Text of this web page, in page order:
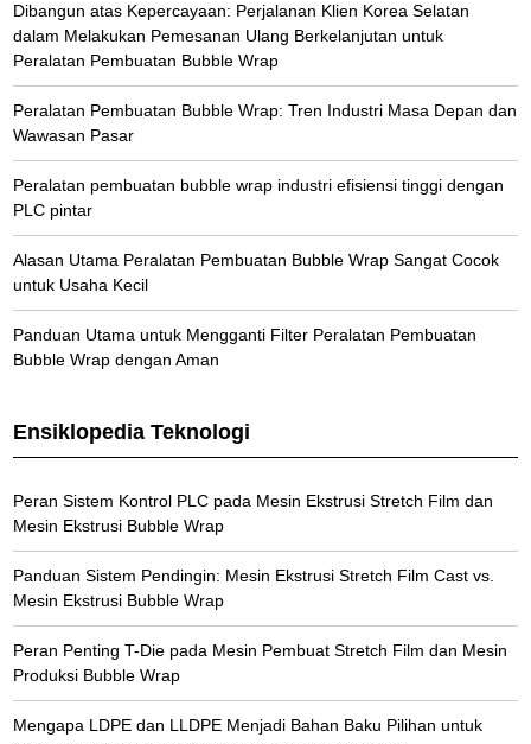
Dibangun atas Kepercayaan: Perjalanan Klien Korea Selatan
dalam Melakukan Pemesanan Ulang Berkelanjutan untuk
Peralatan Pembuatan Bubble Wrap
Peralatan Pembuatan Bubble Wrap: Tren Industri Masa Depan dan
Wawasan Pasar
Peralatan pembuatan bubble wrap industri efisiensi tinggi dengan
PLC pintar
Alasan Utama Peralatan Pembuatan Bubble Wrap Sangat Cocok
untuk Usaha Kecil
Panduan Utama untuk Mengganti Filter Peralatan Pembuatan
Bubble Wrap dengan Aman
Ensiklopedia Teknologi
Peran Sistem Kontrol PLC pada Mesin Ekstrusi Stretch Film dan
Mesin Ekstrusi Bubble Wrap
Panduan Sistem Pendingin: Mesin Ekstrusi Stretch Film Cast vs.
Mesin Ekstrusi Bubble Wrap
Peran Penting T-Die pada Mesin Pembuat Stretch Film dan Mesin
Produksi Bubble Wrap
Mengapa LDPE dan LLDPE Menjadi Bahan Baku Pilihan untuk